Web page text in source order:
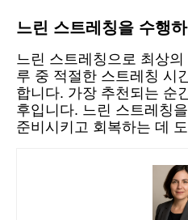
느린 스트레칭을 수행
느린 스트레칭으로 최상
루 중 적절한 스트레칭 시
합니다. 가장 추천되는 순
후입니다. 느린 스트레칭
준비시키고 회복하는 데